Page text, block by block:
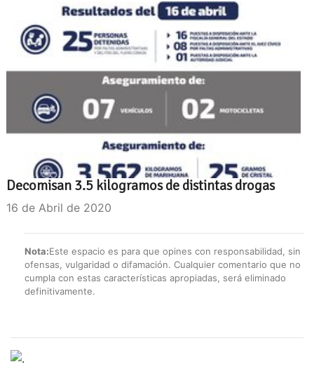
Decomisan 3.5 kilogramos de distintas drogas
16 de Abril de 2020
Nota:Este espacio es para que opines con responsabilidad, sin
ofensas, vulgaridad o difamación. Cualquier comentario que no
cumpla con estas características apropiadas, será eliminado
definitivamente.